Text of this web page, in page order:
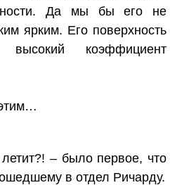
Да мы бы его не
ярким. Его поверхность
высокий коэффициент
– было первое, что
в отдел Ричарду.